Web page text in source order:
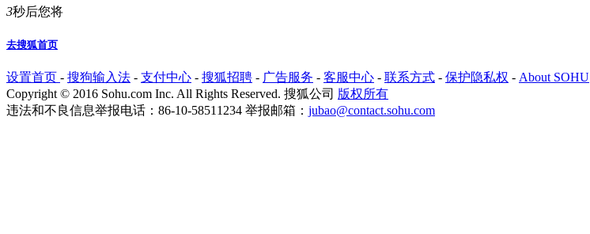
3秒后您将
去搜狐首页
设置首页 - 搜狗输入法 - 支付中心 - 搜狐招聘 - 广告服务 - 客服中心 - 联系方式 - 保护隐私权 - About SOHU
Copyright © 2016 Sohu.com Inc. All Rights Reserved. 搜狐公司 版权所有
违法和不良信息举报电话：86-10-58511234 举报邮箱： jubao@contact.sohu.com